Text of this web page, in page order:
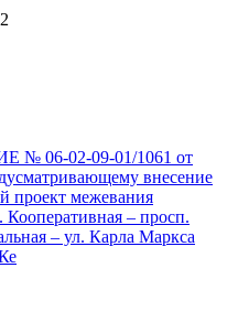
№ 06-02-09-01/1061 от
внесение
проект межевания
Кооперативная – просп.
– ул. Карла Маркса